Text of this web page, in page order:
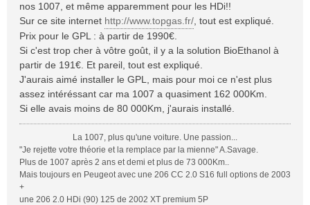
g
e
nos 1007, et même apparemment pour les HDi!!
Sur ce site internet http://www.topgas.fr/ , tout est expliqué.
Prix pour le GPL : à partir de 1990€.
Si c'est trop cher à vôtre goût, il y a la solution BioEthanol à
partir de 191€. Et pareil, tout est expliqué.
J'aurais aimé installer le GPL, mais pour moi ce n'est plus
assez intéréssant car ma 1007 a quasiment 162 000Km.
Si elle avais moins de 80 000Km, j'aurais installé.
La 1007, plus qu'une voiture. Une passion...
"Je rejette votre théorie et la remplace par la mienne" A.Savage.
Plus de 1007 après 2 ans et demi et plus de 73 000Km..
Mais toujours en Peugeot avec une 206 CC 2.0 S16 full options de 2003
+
une 206 2.0 HDi (90) 125 de 2002 XT premium 5P